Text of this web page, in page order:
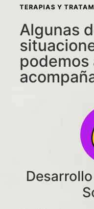
TERAPIAS Y
Algunas
podemos